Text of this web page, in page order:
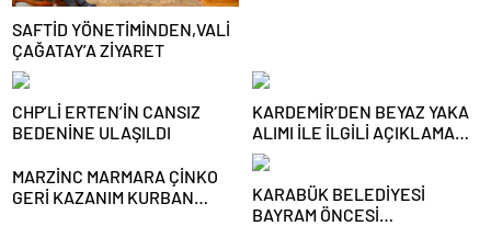
SAFTİD YÖNETİMİNDEN,VALİ
ÇAĞATAY’A ZİYARET
CHP’Lİ ERTEN’İN CANSIZ
BEDENİNE ULAŞILDI
KARDEMİR’DEN BEYAZ YAKA
ALIMI İLE İLGİLİ AÇIKLAMA
GELDİ..
MARZİNC MARMARA ÇİNKO
GERİ KAZANIM KURBAN
KARABÜK BELEDİYESİ
BAYRAM ÖNCESİ